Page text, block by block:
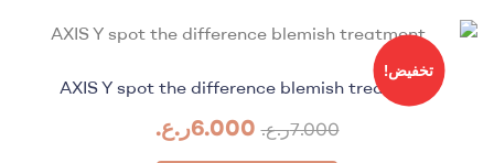
تخفيض!
AXIS Y spot the difference blemish treatment
7.000ر.ع. 6.000ر.ع.